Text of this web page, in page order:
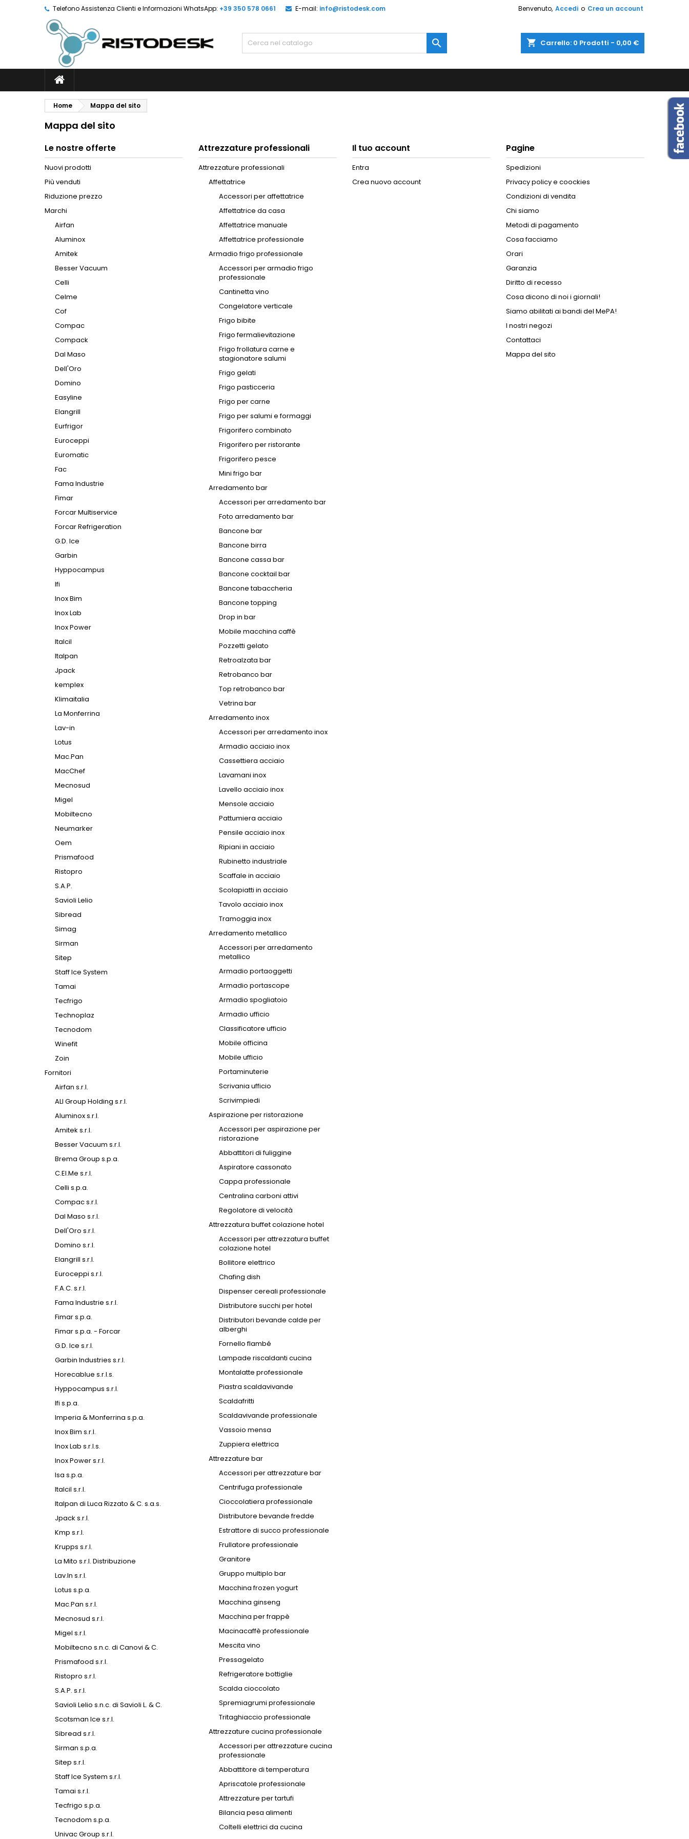
Telefono Assistenza Clienti e Informazioni WhatsApp: +39 350 578 0661 E-mail: info@ristodesk.com Benvenuto, Accedi o Crea un account
shopping_cart Carrello: 0 Prodotti - 0,00 €

Home Mappa del sito
Mappa del sito
Le nostre offerte
Nuovi prodotti
Più venduti
Riduzione prezzo
Marchi
Airfan
Aluminox
Amitek
Besser Vacuum
Celli
Celme
Cof
Compac
Compack
Dal Maso
Dell'Oro
Domino
Easyline
Elangrill
Eurfrigor
Euroceppi
Euromatic
Fac
Fama Industrie
Fimar
Forcar Multiservice
Forcar Refrigeration
G.D. Ice
Garbin
Hyppocampus
Ifi
Inox Bim
Inox Lab
Inox Power
Italcil
Italpan
Jpack
kemplex
Klimaitalia
La Monferrina
Lav-in
Lotus
Mac.Pan
MacChef
Mecnosud
Migel
Mobiltecno
Neumarker
Oem
Prismafood
Ristopro
S.A.P.
Savioli Lelio
Sibread
Simag
Sirman
Sitep
Staff Ice System
Tamai
Tecfrigo
Technoplaz
Tecnodom
Winefit
Zoin
Fornitori
Airfan s.r.l.
ALI Group Holding s.r.l.
Aluminox s.r.l.
Amitek s.r.l.
Besser Vacuum s.r.l.
Brema Group s.p.a.
C.El.Me s.r.l.
Celli s.p.a.
Compac s.r.l.
Dal Maso s.r.l.
Dell'Oro s.r.l.
Domino s.r.l.
Elangrill s.r.l.
Euroceppi s.r.l.
F.A.C. s.r.l.
Fama Industrie s.r.l.
Fimar s.p.a.
Fimar s.p.a. - Forcar
G.D. Ice s.r.l.
Garbin Industries s.r.l.
Horecablue s.r.l.s.
Hyppocampus s.r.l.
Ifi s.p.a.
Imperia & Monferrina s.p.a.
Inox Bim s.r.l.
Inox Lab s.r.l.s.
Inox Power s.r.l.
Isa s.p.a.
Italcil s.r.l.
Italpan di Luca Rizzato & C. s.a.s.
Jpack s.r.l.
Kmp s.r.l.
Krupps s.r.l.
La Mito s.r.l. Distribuzione
Lav.In s.r.l.
Lotus s.p.a.
Mac.Pan s.r.l.
Mecnosud s.r.l.
Migel s.r.l.
Mobiltecno s.n.c. di Canovi & C.
Prismafood s.r.l.
Ristopro s.r.l.
S.A.P. s.r.l.
Savioli Lelio s.n.c. di Savioli L. & C.
Scotsman Ice s.r.l.
Sibread s.r.l.
Sirman s.p.a.
Sitep s.r.l.
Staff Ice System s.r.l.
Tamai s.r.l.
Tecfrigo s.p.a.
Tecnodom s.p.a.
Univac Group s.r.l.
Attrezzature professionali
Attrezzature professionali
Affettatrice
Accessori per affettatrice
Affettatrice da casa
Affettatrice manuale
Affettatrice professionale
Armadio frigo professionale
Accessori per armadio frigo
professionale
Cantinetta vino
Congelatore verticale
Frigo bibite
Frigo fermalievitazione
Frigo frollatura carne e
stagionatore salumi
Frigo gelati
Frigo pasticceria
Frigo per carne
Frigo per salumi e formaggi
Frigorifero combinato
Frigorifero per ristorante
Frigorifero pesce
Mini frigo bar
Arredamento bar
Accessori per arredamento bar
Foto arredamento bar
Bancone bar
Bancone birra
Bancone cassa bar
Bancone cocktail bar
Bancone tabaccheria
Bancone topping
Drop in bar
Mobile macchina caffè
Pozzetti gelato
Retroalzata bar
Retrobanco bar
Top retrobanco bar
Vetrina bar
Arredamento inox
Accessori per arredamento inox
Armadio acciaio inox
Cassettiera acciaio
Lavamani inox
Lavello acciaio inox
Mensole acciaio
Pattumiera acciaio
Pensile acciaio inox
Ripiani in acciaio
Rubinetto industriale
Scaffale in acciaio
Scolapiatti in acciaio
Tavolo acciaio inox
Tramoggia inox
Arredamento metallico
Accessori per arredamento
metallico
Armadio portaoggetti
Armadio portascope
Armadio spogliatoio
Armadio ufficio
Classificatore ufficio
Mobile officina
Mobile ufficio
Portaminuterie
Scrivania ufficio
Scrivimpiedi
Aspirazione per ristorazione
Accessori per aspirazione per
ristorazione
Abbattitori di fuliggine
Aspiratore cassonato
Cappa professionale
Centralina carboni attivi
Regolatore di velocità
Attrezzatura buffet colazione hotel
Accessori per attrezzatura buffet
colazione hotel
Bollitore elettrico
Chafing dish
Dispenser cereali professionale
Distributore succhi per hotel
Distributori bevande calde per
alberghi
Fornello flambé
Lampade riscaldanti cucina
Montalatte professionale
Piastra scaldavivande
Scaldafritti
Scaldavivande professionale
Vassoio mensa
Zuppiera elettrica
Attrezzature bar
Accessori per attrezzature bar
Centrifuga professionale
Cioccolatiera professionale
Distributore bevande fredde
Estrattore di succo professionale
Frullatore professionale
Granitore
Gruppo multiplo bar
Macchina frozen yogurt
Macchina ginseng
Macchina per frappè
Macinacaffè professionale
Mescita vino
Pressagelato
Refrigeratore bottiglie
Scalda cioccolato
Spremiagrumi professionale
Tritaghiaccio professionale
Attrezzature cucina professionale
Accessori per attrezzature cucina
professionale
Abbattitore di temperatura
Apriscatole professionale
Attrezzature per tartufi
Bilancia pesa alimenti
Coltelli elettrici da cucina
Il tuo account
Entra
Crea nuovo account
Pagine
Spedizioni
Privacy policy e coockies
Condizioni di vendita
Chi siamo
Metodi di pagamento
Cosa facciamo
Orari
Garanzia
Diritto di recesso
Cosa dicono di noi i giornali!
Siamo abilitati ai bandi del MePA!
I nostri negozi
Contattaci
Mappa del sito